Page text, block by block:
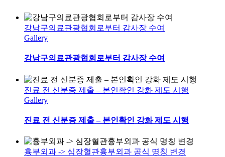
강남구의료관광협회로부터 감사장 수여
Gallery
강남구의료관광협회로부터 감사장 수여
진료 전 신분증 제출 – 본인확인 강화 제도 시행
Gallery
진료 전 신분증 제출 – 본인확인 강화 제도 시행
흉부외과 -> 심장혈관흉부외과 공식 명칭 변경